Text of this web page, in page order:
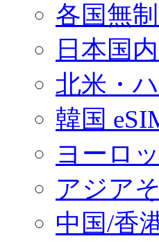
各国無
日本国
北米・
韓国
ヨーロ
アジア
中国/香